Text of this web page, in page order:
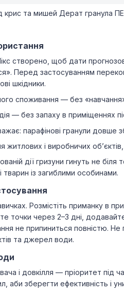
крис та мишей Дерат гранула
створено, щоб дати
Перед застосуванням
шкідники.
споживання — без «навчання»
— без запаху в приміщеннях
парафінові гранули довше
житлових і виробничих об’єктів,
дії гризуни гинуть не
тварин із загиблими особинами.
Розмістіть приманку в
точки через 2–3 дні,
не припиниться повністю.
та джерел води.
і довкілля — пріоритет під
аби зберегти ефективність і